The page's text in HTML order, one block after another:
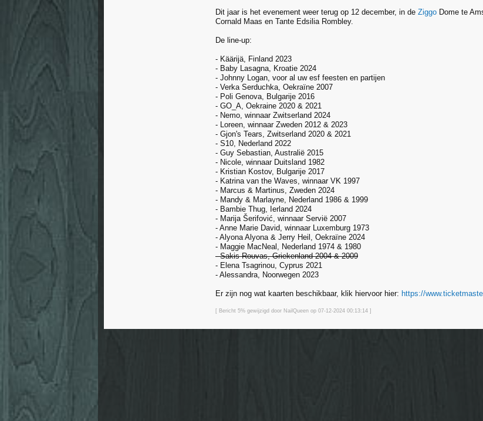
Dit jaar is het evenement weer terug op 12 december, in de Ziggo Dome te
Cornald Maas en Tante Edsilia Rombley.
De line-up:
- Käärijä, Finland 2023
- Baby Lasagna, Kroatie 2024
- Johnny Logan, voor al uw esf feesten en partijen
- Verka Serduchka, Oekraïne 2007
- Poli Genova, Bulgarije 2016
- GO_A, Oekraine 2020 & 2021
- Nemo, winnaar Zwitserland 2024
- Loreen, winnaar Zweden 2012 & 2023
- Gjon's Tears, Zwitserland 2020 & 2021
- S10, Nederland 2022
- Guy Sebastian, Australië 2015
- Nicole, winnaar Duitsland 1982
- Kristian Kostov, Bulgarije 2017
- Katrina van the Waves, winnaar VK 1997
- Marcus & Martinus, Zweden 2024
- Mandy & Marlayne, Nederland 1986 & 1999
- Bambie Thug, Ierland 2024
- Marija Šerifović, winnaar Servië 2007
- Anne Marie David, winnaar Luxemburg 1973
- Alyona Alyona & Jerry Heil, Oekraïne 2024
- Maggie MacNeal, Nederland 1974 & 1980
- Sakis Rouvas, Griekenland 2004 & 2009
- Elena Tsagrinou, Cyprus 2021
- Alessandra, Noorwegen 2023
Er zijn nog wat kaarten beschikbaar, klik hiervoor hier: https://
[ Bericht 5% gewijzigd door NailQueen op 07-12-2024 00:13:14 ]